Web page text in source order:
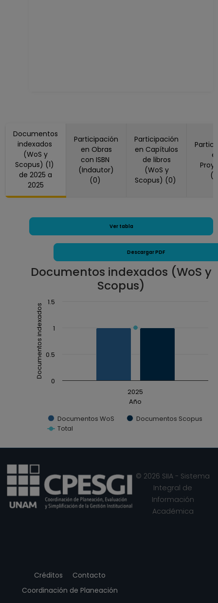
Documentos
indexados
(WoS y
Scopus) (1)
de 2025 a
2025
Participación
en Obras
con ISBN
(Indautor)
(0)
Participación
en Capítulos
de libros
(WoS y
Scopus) (0)
Ver tabla
Descargar PDF
Documentos indexados (WoS y
Scopus)
Chart
Combination chart with 3 data series.
The chart has 1 X axis displaying Año.
The chart has 1 Y axis displaying Documentos
Año
Documentos indexados
Documentos WoS
Documentos Scopus
Total
2025
0
0.5
1
1.5
End of interactive chart.
Créditos
Contacto
Coordinación de Planeación
© 2026 SIIA - Sistema
Integral de
Información
Académica